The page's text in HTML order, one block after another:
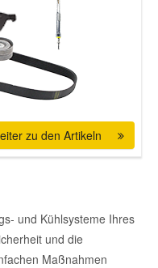
zu den Artikeln
und Kühlsysteme Ihres
und die
Maßnahmen